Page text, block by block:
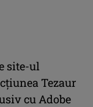
site-ul
Tezaur
cu Adobe